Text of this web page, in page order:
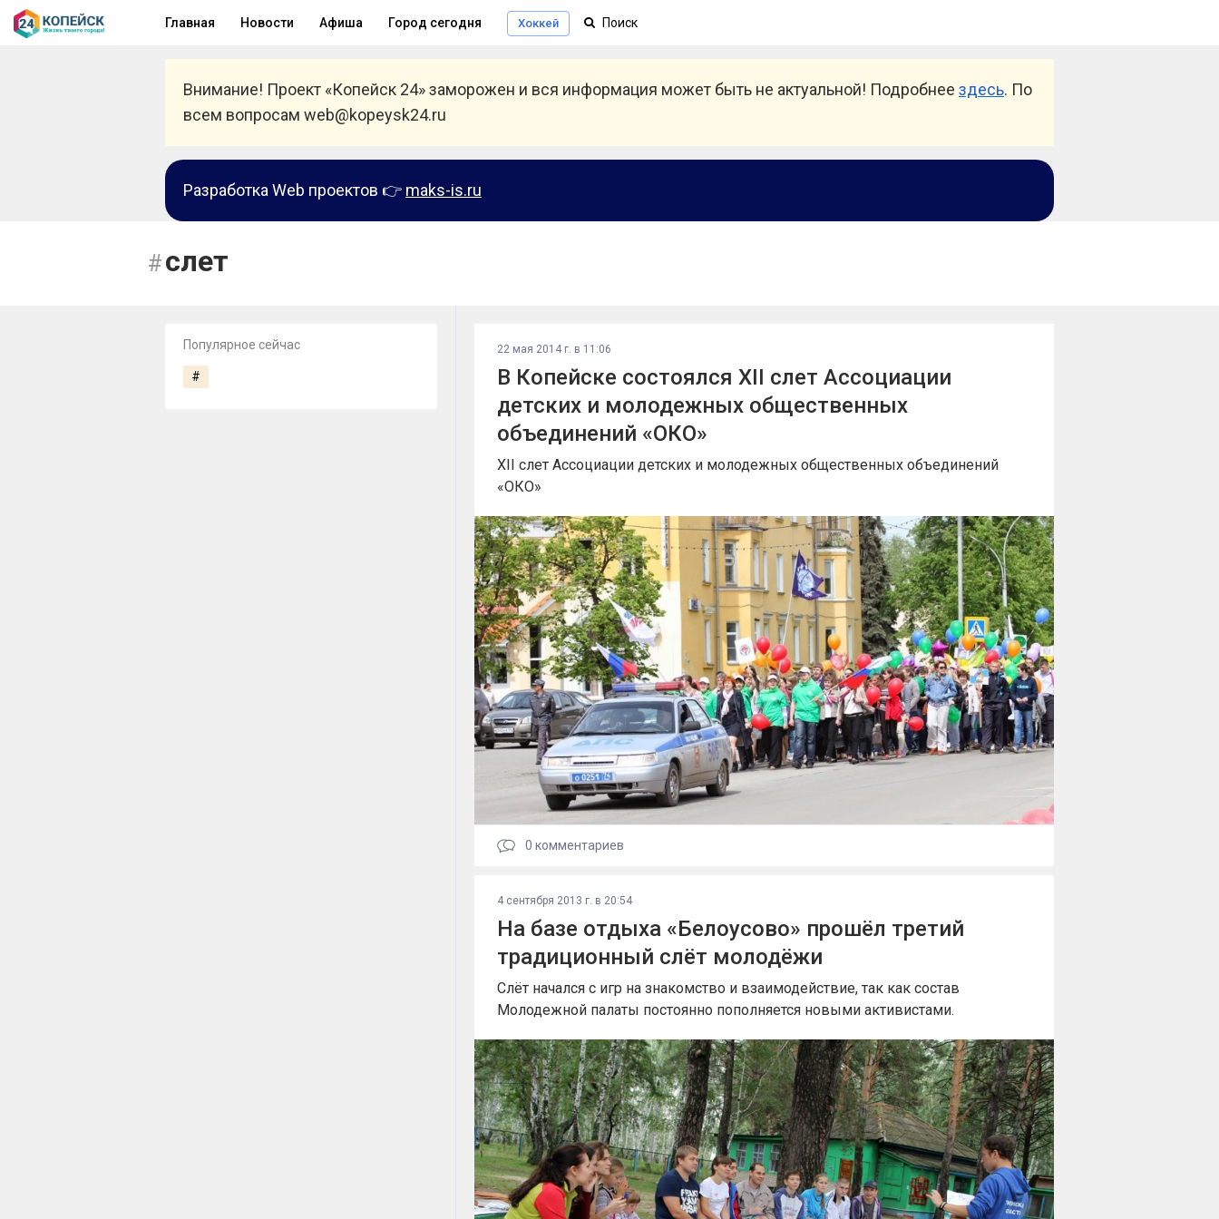
Главная Новости Афиша Город сегодня Хоккей
Внимание! Проект «Копейск 24» заморожен и вся информация может быть не актуальной! Подробнее здесь. По
всем вопросам web@kopeysk24.ru
Разработка Web проектов 👉 maks-is.ru
слет
Популярное сейчас
#
22 мая 2014 г. в 11:06
В Копейске состоялся XII слет Ассоциации
детских и молодежных общественных
объединений «ОКО»
XII слет Ассоциации детских и молодежных общественных объединений
«ОКО»
0 комментариев
4 сентября 2013 г. в 20:54
На базе отдыха «Белоусово» прошёл третий
традиционный слёт молодёжи
Слёт начался с игр на знакомство и взаимодействие, так как состав
Молодежной палаты постоянно пополняется новыми активистами.